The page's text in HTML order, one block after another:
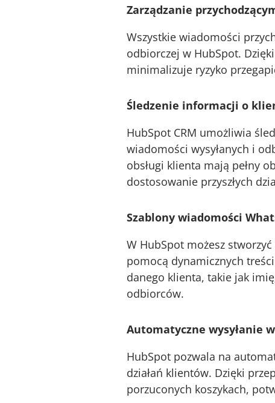
Zarządzanie
Wszystkie wiadomości
odbiorczej w HubSpot.
minimalizuje ryzyko
Śledzenie informacji o
HubSpot CRM umożliwia
wiadomości wysyłanych i
obsługi klienta mają pełny
dostosowanie przyszłych
Szablony wiadomości
W HubSpot możesz
pomocą dynamicznych
danego klienta, takie jak
odbiorców​.
Automatyczne wysyłanie
HubSpot pozwala na
działań klientów. Dzięki
porzuconych koszykach,